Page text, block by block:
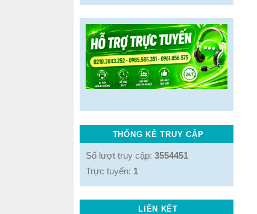
THỐNG KÊ TRUY CẬP
Số lượt truy cập: 3554451
Trực tuyến: 1
LIÊN KẾT